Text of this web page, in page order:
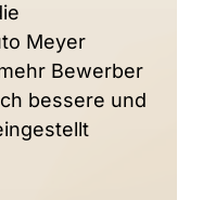
bessere